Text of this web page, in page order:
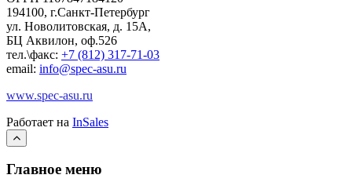
194100, г.Санкт-Петербург
ул. Новолитовская, д. 15А,
БЦ Аквилон, оф.526
тел.\факс: +7 (812) 317-71-03
email: info@spec-asu.ru
www.spec-asu.ru
Работает на InSales
Главное меню